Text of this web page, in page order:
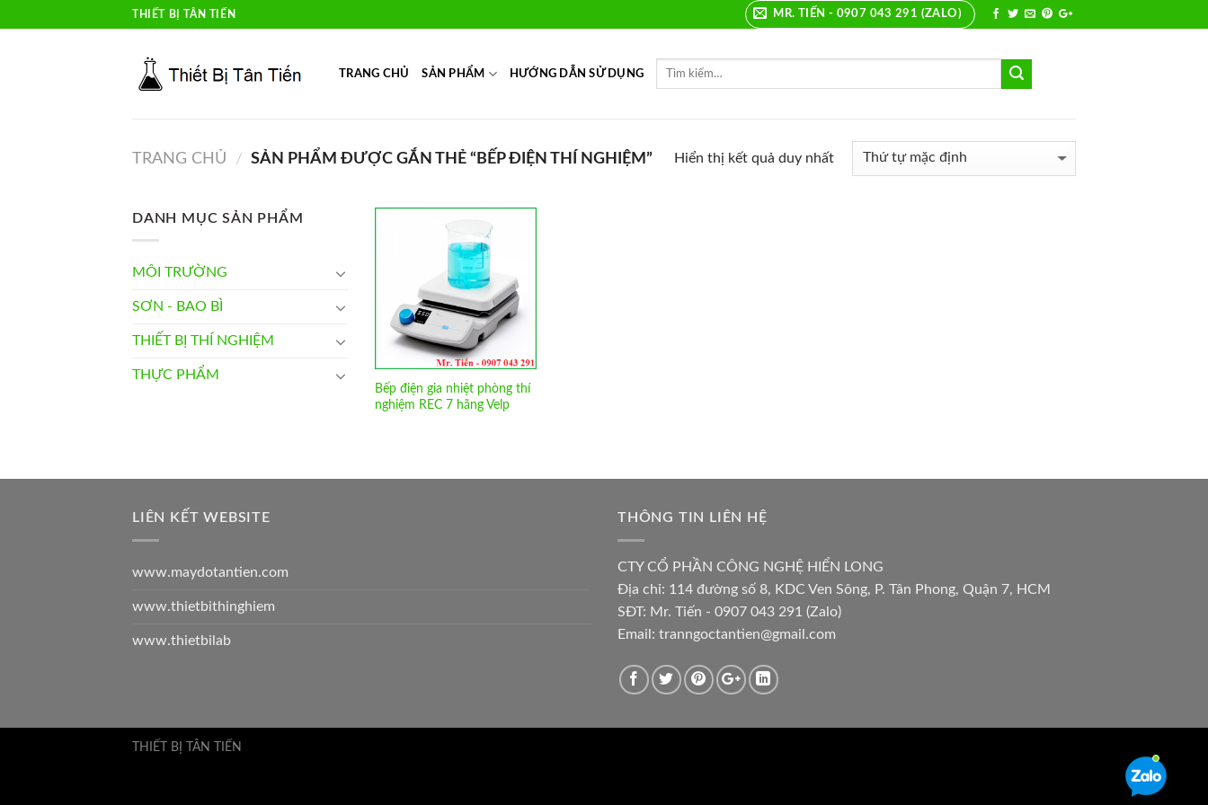
to
THIẾT BỊ TÂN TIẾN MR. TIẾN - 0907 043 291 (ZALO)
TRANG CHỦ SẢN PHẨM HƯỚNG DẪN SỬ DỤNG
TRANG CHỦ / SẢN PHẨM ĐƯỢC GẮN THẺ “BẾP ĐIỆN THÍ NGHIỆM” Hiển thị kết quả duy nhất
DANH MỤC SẢN PHẨM
MÔI TRƯỜNG
SƠN - BAO BÌ
THIẾT BỊ THÍ NGHIỆM
THỰC PHẨM
Add to
Wishlist
Bếp điện gia nhiệt phòng thí
nghiệm REC 7 hãng Velp
LIÊN KẾT WEBSITE
www.maydotantien.com
www.thietbithinghiem
www.thietbilab
THÔNG TIN LIÊN HỆ
CTY CỔ PHẦN CÔNG NGHỆ HIỂN LONG
Địa chỉ: 114 đường số 8, KDC Ven Sông, P. Tân Phong, Quận 7, HCM
SĐT: Mr. Tiến - 0907 043 291 (Zalo)
Email: tranngoctantien@gmail.com
THIẾT BỊ TÂN TIẾN